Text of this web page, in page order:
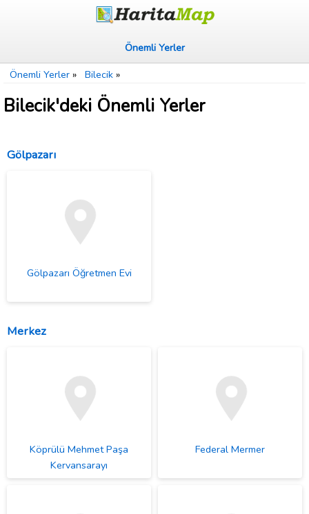
Önemli Yerler
Önemli Yerler » Bilecik »
Bilecik'deki Önemli Yerler
Gölpazarı
Gölpazarı Öğretmen Evi
Merkez
Köprülü Mehmet Paşa
Kervansarayı
Federal Mermer